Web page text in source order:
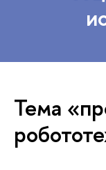
Тема